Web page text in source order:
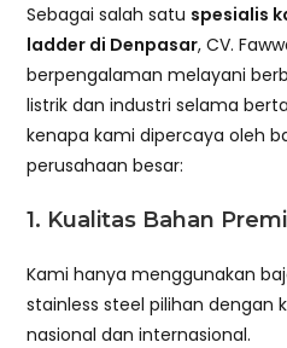
Sebagai salah satu spesialis
ladder di Denpasar, CV.
berpengalaman melayani
listrik dan industri selama
kenapa kami dipercaya oleh
perusahaan besar:
1. Kualitas Bahan
Kami hanya menggunakan
stainless steel pilihan dengan
nasional dan internasional.